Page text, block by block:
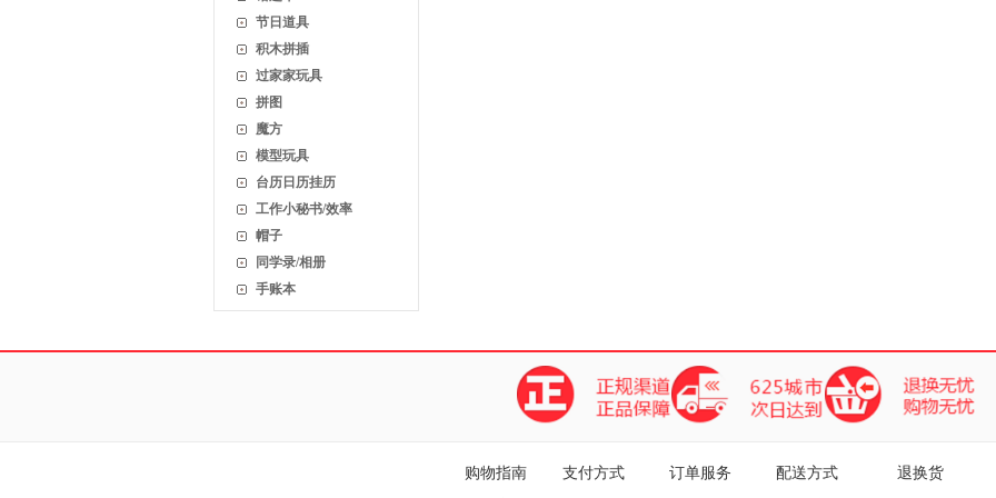
节日道具
积木拼插
过家家玩具
拼图
魔方
模型玩具
台历日历挂历
工作小秘书/效率
帽子
同学录/相册
手账本
购物指南 支付方式 订单服务 配送方式 退换货